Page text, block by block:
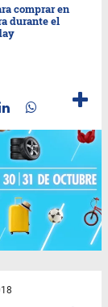
comprar en
durante el